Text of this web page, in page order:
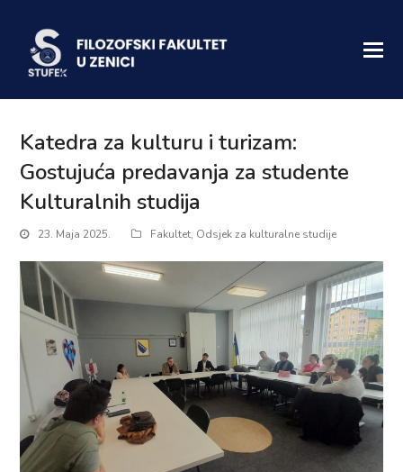
Katedra za kulturu i turizam:
Gostujuća predavanja za studente
Kulturalnih studija
23. Maja 2025. Fakultet, Odsjek za kulturalne studije